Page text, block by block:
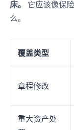
床。
它应该像保
么。
覆盖类型
章程修改
重大资产处